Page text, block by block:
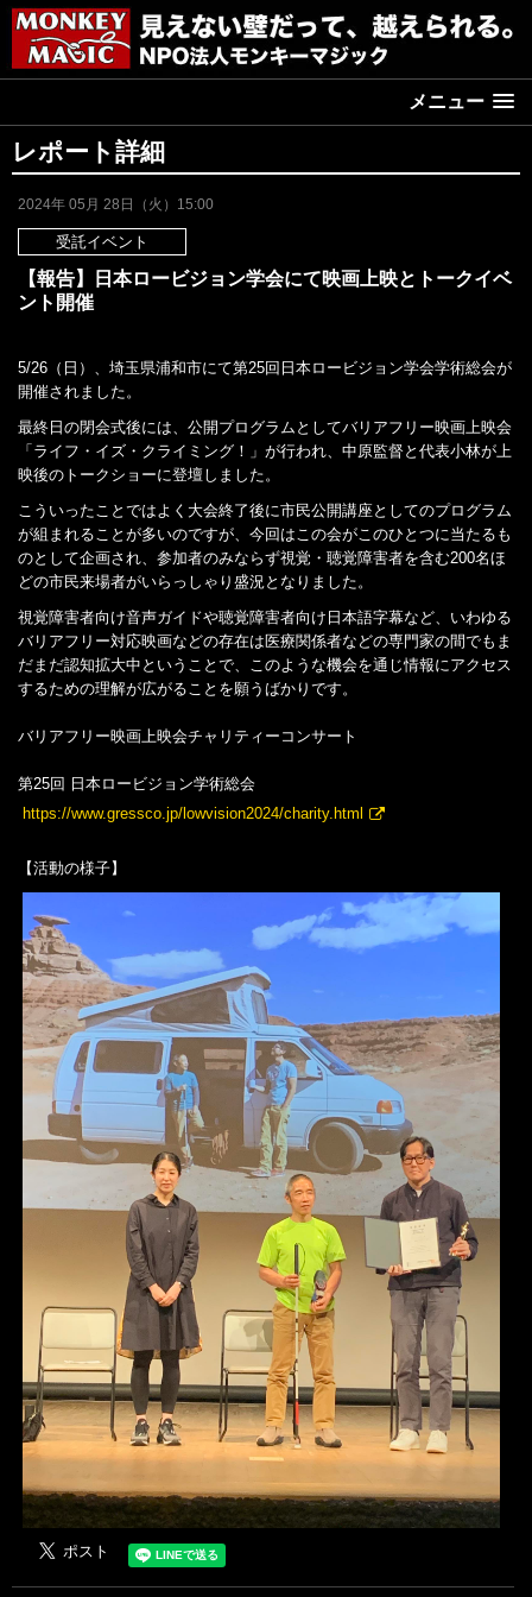
メニュー
レポート詳細
2024年 05月 28日（火）15:00
受託イベント
【報告】日本ロービジョン学会にて映画上映とトークイベ
ント開催
5/26（日）、埼玉県浦和市にて第25回日本ロービジョン学会学術総会が
開催されました。
最終日の閉会式後には、公開プログラムとしてバリアフリー映画上映会
「ライ​​フ・イズ・クライミング！」が行われ、中原監督と代表小林が上
映後のトークショーに登壇しました。
こういったことではよく大会終了後に市民公開講座としてのプログラム
が組まれることが多いのですが、今回はこの会がこのひとつに当たるも
のとして企画され、参加者のみならず視覚・聴覚障害者を含む200名ほ
どの市民来場者がいらっしゃり盛況となりました。
視覚障害者向け音声ガイドや聴覚障害者向け日本語字幕など、いわゆる
バリアフリー対応映画などの存在は医療関係者などの専門家の間でもま
だまだ認知拡大中ということで、このような機会を通じ情報にアクセス
するための理解が広がることを願うばかりです。
バリアフリー映画上映会チャリティーコンサート
第25回 日本ロービジョン学術総会
https://www.gressco.jp/lowvision2024/charity.html
【活動の様子】